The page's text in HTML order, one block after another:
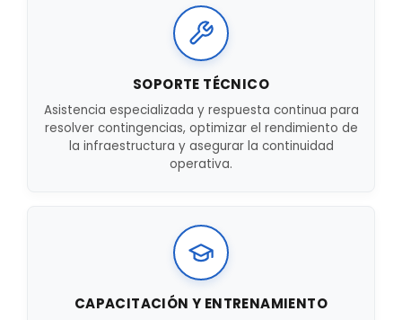
SOPORTE TÉCNICO
Asistencia especializada y respuesta continua para
resolver contingencias, optimizar el rendimiento de
la infraestructura y asegurar la continuidad
operativa.
CAPACITACIÓN Y ENTRENAMIENTO